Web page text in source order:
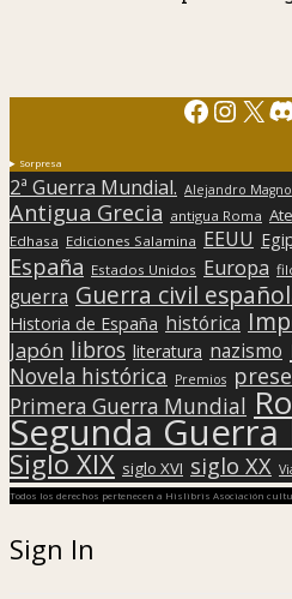
X
Sorpresa
2ª Guerra Mundial. Alejandro Magno
Antigua Grecia antigua Roma
Edhasa Ediciones Salamina EEUU
España Estados Unidos Europa
guerra Guerra civil
Historia de España histórica
Japón libros literatura nazismo
Novela histórica Premios
Primera Guerra Mundial
Segunda Guerra
Siglo XIX siglo XVI siglo XX
Todos los derechos pertenecen a Hislibris Asociación
Sign In